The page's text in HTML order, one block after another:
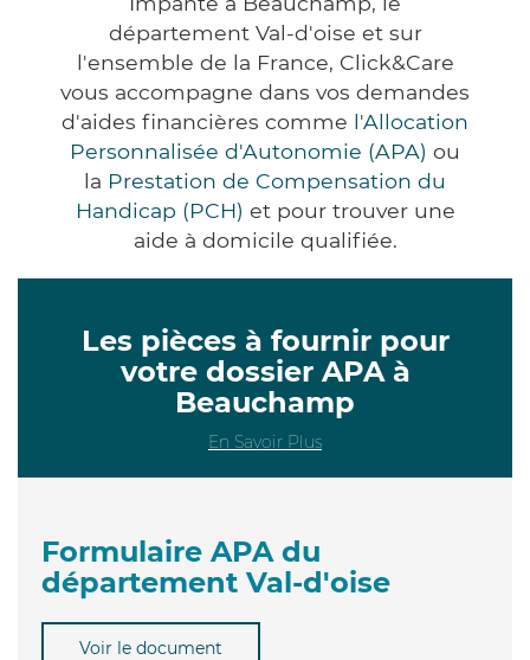
département Val-d'oise et sur
l'ensemble de la France, Click&Care
vous accompagne dans vos demandes
d'aides financières comme l'Allocation
Personnalisée d'Autonomie (APA) ou
la Prestation de Compensation du
Handicap (PCH) et pour trouver une
aide à domicile qualifiée.
Les pièces à fournir pour
votre dossier APA à
Beauchamp
En Savoir Plus
Formulaire APA du
département Val-d'oise
Voir le document